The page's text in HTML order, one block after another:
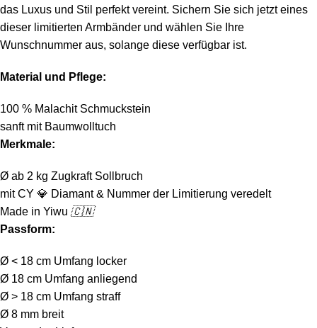
das Luxus und Stil perfekt vereint. Sichern Sie sich jetzt eines
dieser limitierten Armbänder und wählen Sie Ihre
Wunschnummer aus, solange diese verfügbar ist.
Material und Pflege:
100 % Malachit Schmuckstein
sanft mit Baumwolltuch
Merkmale:
Ø ab 2 kg Zugkraft Sollbruch
mit CY 💎 Diamant & Nummer der Limitierung veredelt
Made in Yiwu 🇨🇳
Passform:
Ø < 18 cm Umfang locker
Ø 18 cm Umfang anliegend
Ø > 18 cm Umfang straff
Ø 8 mm breit